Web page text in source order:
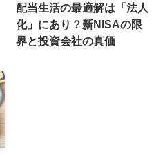
配当生活の最適解は「法人
化」にあり？新NISAの限
界と投資会社の真価